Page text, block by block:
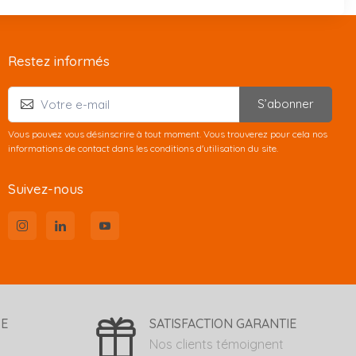
Restez informés
S’abonner
Vous pouvez vous désinscrire à tout moment. Vous trouverez pour cela nos
informations de contact dans les conditions d'utilisation du site.
Suivez-nous
SATISFACTION GARANTIE
Nos clients témoignent